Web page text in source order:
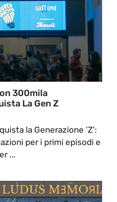
300mila
La Gen Z
la Generazione ‘Z’:
per i primi episodi e
...